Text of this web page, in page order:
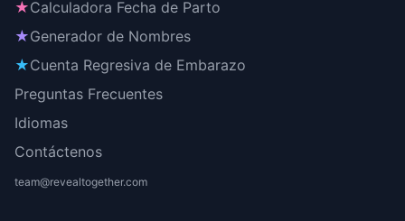
★Calculadora Fecha de Parto
★Generador de Nombres
★Cuenta Regresiva de Embarazo
Preguntas Frecuentes
Idiomas
Contáctenos
team@revealtogether.com